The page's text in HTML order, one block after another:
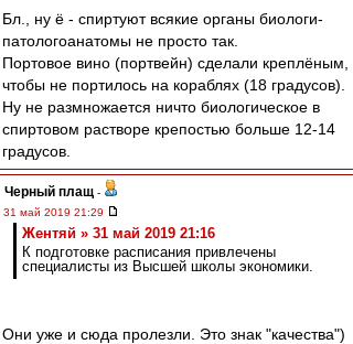
Бл., ну ё - спиртуют всякие органы биологи-
патологоанатомы не просто так.
Портовое вино (портвейн) сделали креплёным,
чтобы не портилось на кораблях (18 градусов).
Ну не размножается ничто биологическое в
спиртовом растворе крепостью больше 12-14
градусов.
Черный плащ -
31 май 2019 21:29
Жентяй » 31 май 2019 21:16
К подготовке расписания привлечены
специалисты из Высшей школы экономики.
Они уже и сюда пролезли. Это знак "качества")